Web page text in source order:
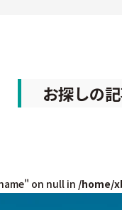
お探しの
on null in /home/